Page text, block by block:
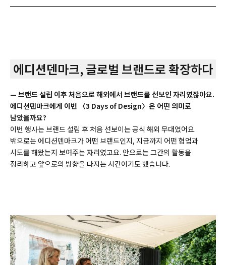
에디션덴마크, 글로벌 브랜드로 확장하다
— 브랜드 설립 이후 처음으로 해외에서 브랜드를 선보인 자리였잖아요.
에디션덴마크에게 이번 〈3 Days of Design〉은 어떤 의미로
남았을까요?
이번 행사는 브랜드 설립 후 처음 선보이는 공식 해외 무대였어요.
밖으로는 에디션덴마크가 어떤 브랜드인지, 지금까지 어떤 협업과
시도를 해왔는지 보여주는 자리였고요. 안으로는 그간의 활동을
정리하고 앞으로의 방향을 다지는 시간이기도 했습니다.